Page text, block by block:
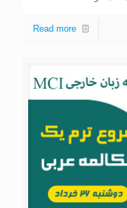
Read more